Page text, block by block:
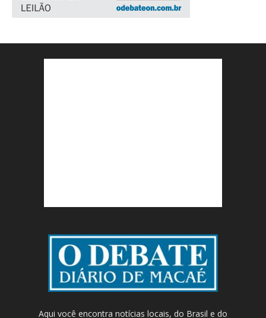
Aqui você encontra notícias locais, do Brasil e do